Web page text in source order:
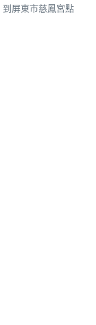
到屏東市慈鳳宮點